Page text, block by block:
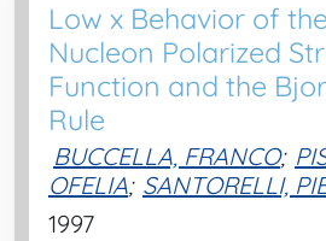
Low x Behavior of
Nucleon Polarized
Function and the
Rule
BUCCELLA, FRANCO;
OFELIA; SANTORELLI,
1997